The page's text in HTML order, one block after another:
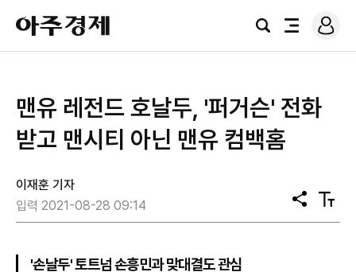
아
주
경
검
전
로
그
맨유 레전드 호날두, '퍼거슨' 전화
받고 맨시티 아닌 맨유 컴백홈
이재훈 기자
입력 2021-08-28 09:14
공
유
텍
스
'손날두' 토트넘 손흥민과 맞대결도 관심